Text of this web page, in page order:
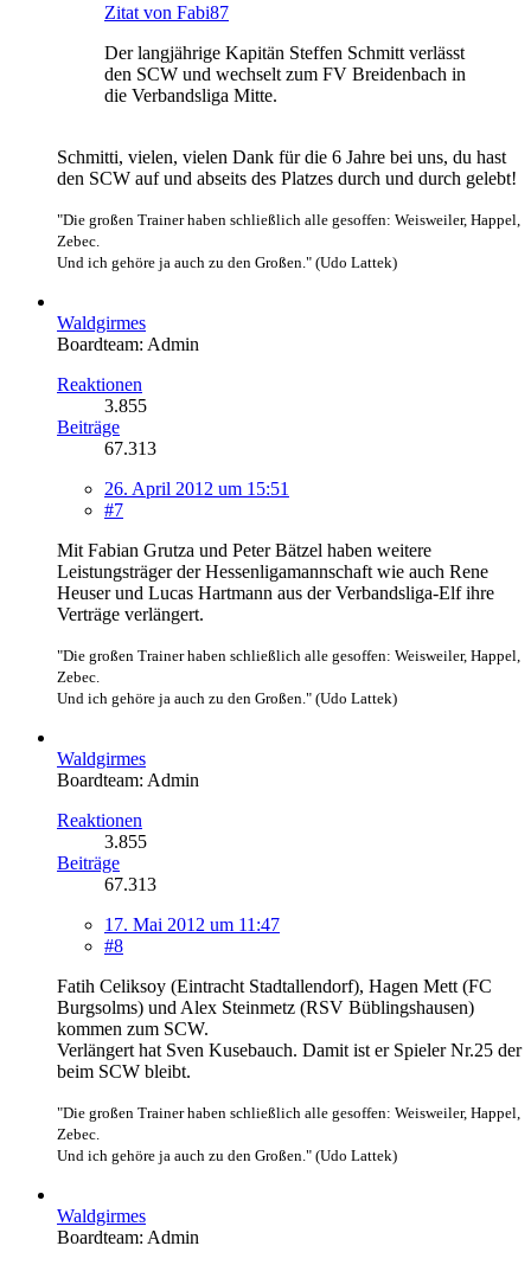
Zitat von Fabi87
Der langjährige Kapitän Steffen Schmitt verlässt
den SCW und wechselt zum FV Breidenbach in
die Verbandsliga Mitte.
Schmitti, vielen, vielen Dank für die 6 Jahre bei uns, du hast
den SCW auf und abseits des Platzes durch und durch gelebt!
"Die großen Trainer haben schließlich alle gesoffen: Weisweiler, Happel,
Zebec.
Und ich gehöre ja auch zu den Großen." (Udo Lattek)
Waldgirmes
Boardteam: Admin
Reaktionen
3.855
Beiträge
67.313
26. April 2012 um 15:51
#7
Mit Fabian Grutza und Peter Bätzel haben weitere
Leistungsträger der Hessenligamannschaft wie auch Rene
Heuser und Lucas Hartmann aus der Verbandsliga-Elf ihre
Verträge verlängert.
"Die großen Trainer haben schließlich alle gesoffen: Weisweiler, Happel,
Zebec.
Und ich gehöre ja auch zu den Großen." (Udo Lattek)
Waldgirmes
Boardteam: Admin
Reaktionen
3.855
Beiträge
67.313
17. Mai 2012 um 11:47
#8
Fatih Celiksoy (Eintracht Stadtallendorf), Hagen Mett (FC
Burgsolms) und Alex Steinmetz (RSV Büblingshausen)
kommen zum SCW.
Verlängert hat Sven Kusebauch. Damit ist er Spieler Nr.25 der
beim SCW bleibt.
"Die großen Trainer haben schließlich alle gesoffen: Weisweiler, Happel,
Zebec.
Und ich gehöre ja auch zu den Großen." (Udo Lattek)
Waldgirmes
Boardteam: Admin